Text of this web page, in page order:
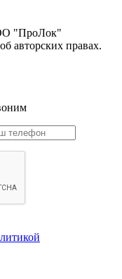
"ПроЛок"
авторских правах.